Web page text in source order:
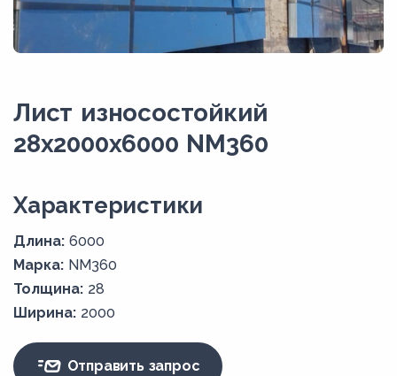
Лист износостойкий
28x2000x6000 NM360
Xарактеристики
Длина: 6000
Марка: NM360
Толщина: 28
Ширина: 2000
Отправить запрос